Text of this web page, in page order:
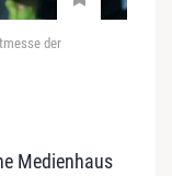
der
Medienhaus